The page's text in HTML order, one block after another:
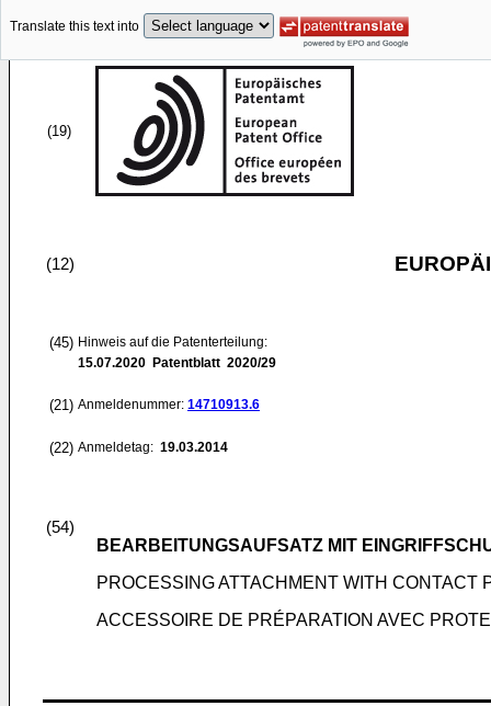
Translate this text into
(19)
(12)
(45) Hinweis auf die Patenterteilung:
15.07.2020 Patentblatt 2020/29
(21) Anmeldenummer: 14710913.6
(22) Anmeldetag: 19.03.2014
(54)
BEARBEITUNGSAUFSATZ MIT
PROCESSING ATTACHMENT WITH CONTACT
ACCESSOIRE DE PRÉPARATION AVEC